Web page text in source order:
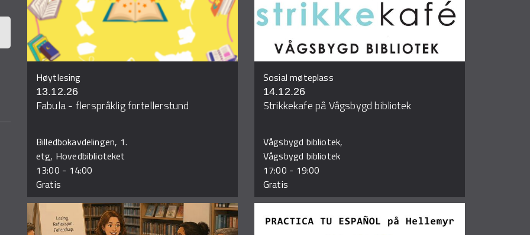
Høytlesing
13.12.26
Fabula - flerspråklig fortellerstund
Billedbokavdelingen, 1.
etg, Hovedbiblioteket
13:00 - 14:00
Gratis
Sosial møteplass
14.12.26
Strikkekafe på Vågsbygd bibliotek
Vågsbygd bibliotek,
Vågsbygd bibliotek
17:00 - 19:00
Gratis